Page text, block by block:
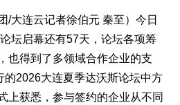
/大连云记者徐伯元 秦至）今日
坛启幕还有57天，论坛各项筹
也得到了多领域合作企业的支
的2026大连夏季达沃斯论坛中方
上获悉，参与签约的企业从不同